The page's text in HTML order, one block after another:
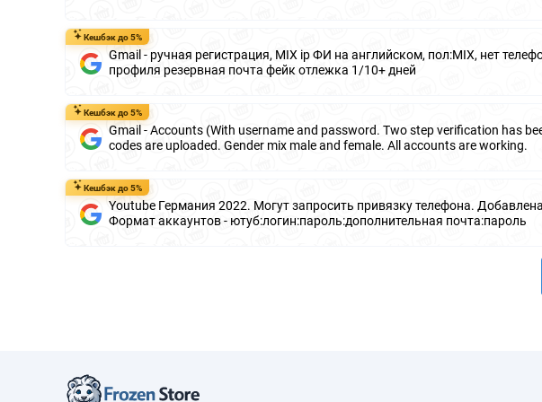
Кешбэк до 5%
Gmail - ручная регистрация, MIX ip ФИ на английском, пол:MIX, нет
профиля резервная почта фейк отлежка 1/10+ дней
Кешбэк до 5%
Gmail - Accounts (With username and password. Two step verification has
codes are uploaded. Gender mix male and female. All accounts are working.
Кешбэк до 5%
Youtube Германия 2022. Могут запросить привязку телефона.
Формат аккаунтов - ютуб:логин:пароль:дополнительная почта:пароль